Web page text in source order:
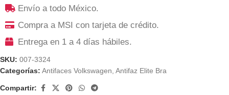
Envío a todo México.
Compra a MSI con tarjeta de crédito.
Entrega en 1 a 4 días hábiles.
SKU: 007-3324
Categorías: Antifaces Volkswagen Antifaz Elite Bra
Compartir: